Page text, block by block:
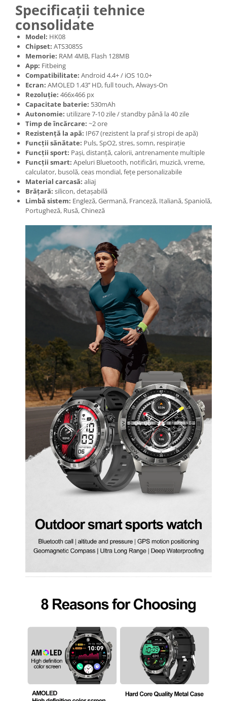
Specificații tehnice
consolidate
Model: HK08
Chipset: ATS3085S
Memorie: RAM 4MB, Flash 128MB
App: Fitbeing
Compatibilitate: Android 4.4+ / iOS 10.0+
Ecran: AMOLED 1.43’’ HD, full touch, Always-On
Rezoluție: 466x466 px
Capacitate baterie: 530mAh
Autonomie: utilizare 7-10 zile / standby până la 40 zile
Timp de încărcare: ~2 ore
Rezistență la apă: IP67 (rezistent la praf și stropi de apă)
Funcții sănătate: Puls, SpO2, stres, somn, respirație
Funcții sport: Pași, distanță, calorii, antrenamente multiple
Funcții smart: Apeluri Bluetooth, notificări, muzică, vreme,
calculator, busolă, ceas mondial, fețe personalizabile
Material carcasă: aliaj
Brățară: silicon, detașabilă
Limbă sistem: Engleză, Germană, Franceză, Italiană, Spaniolă,
Portugheză, Rusă, Chineză